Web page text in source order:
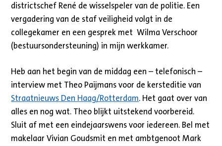
districtschef René de wisselspeler van de politie. Een
vergadering van de staf veiligheid volgt in de
collegekamer en een gesprek met Wilma Verschoor
(bestuursondersteuning) in mijn werkkamer.
Heb aan het begin van de middag een – telefonisch –
interview met Theo Paijmans voor de kersteditie van
Straatnieuws Den Haag/Rotterdam. Het gaat over van
alles en nog wat. Theo blijkt uitstekend voorbereid.
Sluit af met een eindejaarswens voor iedereen. Bel met
makelaar Vivian Goudsmit en met ambtgenoot Mark